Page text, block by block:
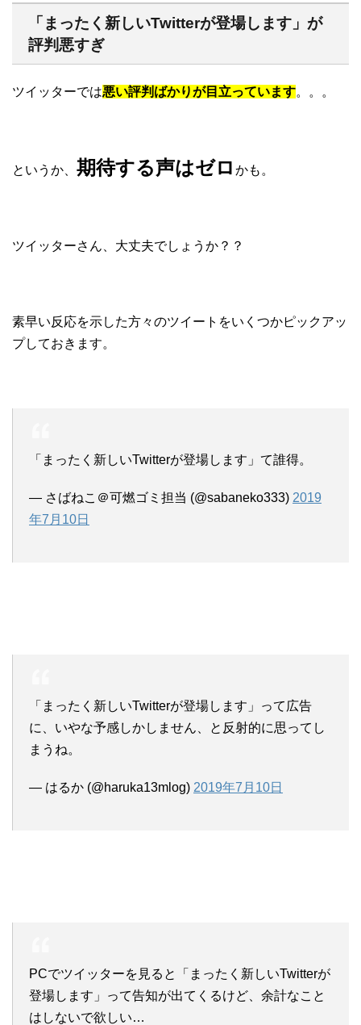
「まったく新しいTwitterが登場します」が
評判悪すぎ
ツイッターでは悪い評判ばかりが目立っています。。。
というか、 期待する声はゼロ かも。
ツイッターさん、大丈夫でしょうか？？
素早い反応を示した方々のツイートをいくつかピックアッ
プしておきます。
「まったく新しいTwitterが登場します」て誰得。
— さばねこ＠可燃ゴミ担当 (@sabaneko333) 2019
年7月10日
「まったく新しいTwitterが登場します」って広告
に、いやな予感しかしません、と反射的に思ってし
まうね。
— はるか (@haruka13mlog) 2019年7月10日
PCでツイッターを見ると「まったく新しいTwitterが
登場します」って告知が出てくるけど、余計なこと
はしないで欲しい…